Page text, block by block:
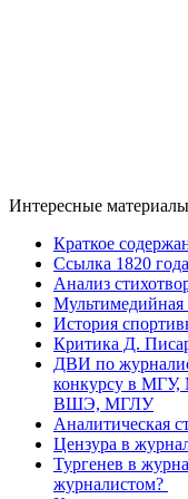
Интересные материалы
Краткое
Ссылка 1820
Анализ
Мультимедийная
История
Критика Д.
ДВИ по
конкурсу в
ВШЭ, МГЛУ
Аналитическая
Цензура в
Тургенев в
журналистом?